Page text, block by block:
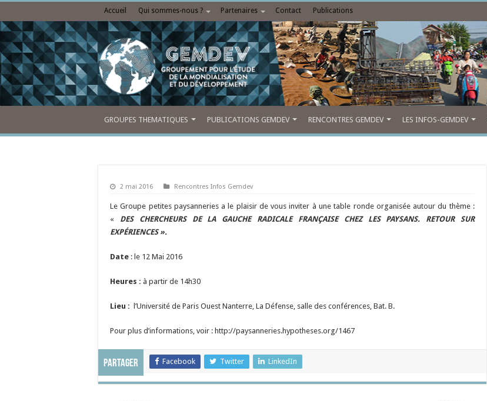
Accueil Qui sommes-nous ? Partenaires Contact Publications
GROUPES THEMATIQUES PUBLICATIONS GEMDEV RENCONTRES GEMDEV LES INFOS-GEMDEV
2 mai 2016 Rencontres Infos Gemdev
Le Groupe petites paysanneries a le plaisir de vous inviter à une table ronde organisée autour du thème :
« DES CHERCHEURS DE LA GAUCHE RADICALE FRANÇAISE CHEZ LES PAYSANS. RETOUR SUR
EXPÉRIENCES ».
Date : le 12 Mai 2016
Heures : à partir de 14h30
Lieu : l’Université de Paris Ouest Nanterre, La Défense, salle des conférences, Bat. B.
Pour plus d’informations, voir : http://paysanneries.hypotheses.org/1467
Partager Facebook Twitter LinkedIn